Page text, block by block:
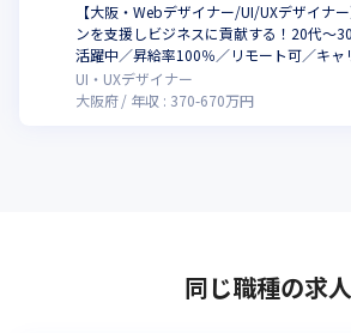
【大阪・Webデザイナー/UI/UXデザイナ
ンを支援しビジネスに貢献する！20代〜
活躍中／昇給率100％／リモート可／キャ
業グループ会社
UI・UXデザイナー
大阪府
年収 : 370-670万円
同じ職種の求人